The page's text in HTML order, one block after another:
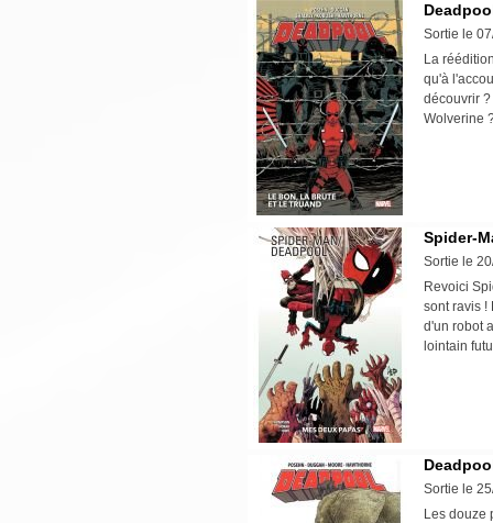
Sortie le
La
qu'à
découvrir
Spider-
Sortie le
Revoici
sont ravis !
d'un robot
lointain
Sortie le
Les douze